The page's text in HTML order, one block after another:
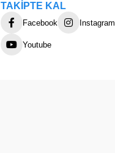
TAKİPTE KAL
Facebook Instagram
Youtube